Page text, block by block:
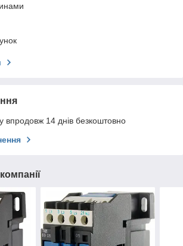
впродовж 14 днів безкоштовно